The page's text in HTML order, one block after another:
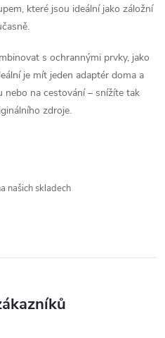
které jsou ideální jako záložní
s ochrannými prvky, jako
je mít jeden adaptér doma a
nebo na cestování – snížíte tak
zdroje.
našich skladech